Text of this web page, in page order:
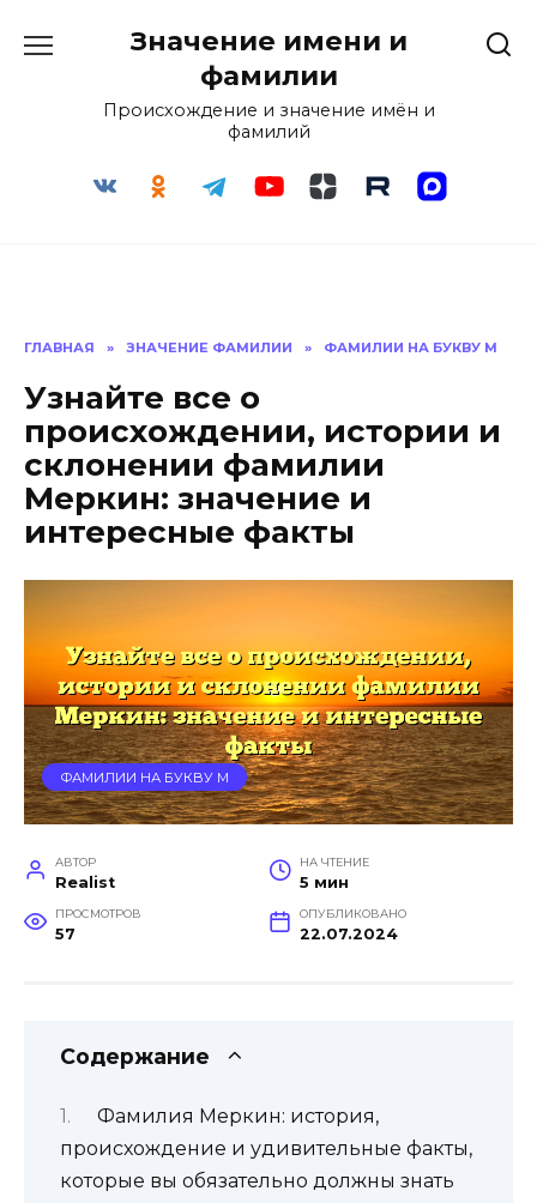
Значение имени и
фамилии
Происхождение и значение имён и
фамилий
ГЛАВНАЯ » ЗНАЧЕНИЕ ФАМИЛИИ » ФАМИЛИИ НА БУКВУ М
Узнайте все о
происхождении, истории и
склонении фамилии
Меркин: значение и
интересные факты
ФАМИЛИИ НА БУКВУ М
АВТОР
Realist
НА ЧТЕНИЕ
5 мин
ПРОСМОТРОВ
57
ОПУБЛИКОВАНО
22.07.2024
Содержание
Фамилия Меркин: история,
происхождение и удивительные факты,
которые вы обязательно должны знать